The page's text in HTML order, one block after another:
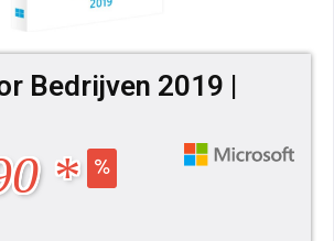
Bedrijven 2019 |
*